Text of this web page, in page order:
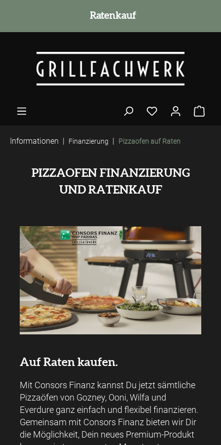
Ratenkauf
Grillmeister Beratung
Informationen | Finanzierung | Pizzaofen auf Raten
PIZZAOFEN FINANZIERUNG
UND RATENKAUF
Auf Raten kaufen.
Mit Consors Finanz kannst Du jetzt sämtliche
Pizzaöfen von Gozney, Ooni, Wilfa und
Everdure ganz einfach und flexibel finanzieren.
Gemeinsam mit Consors Finanz bieten wir Dir
die Möglichkeit, Dein neues Premium-Produkt